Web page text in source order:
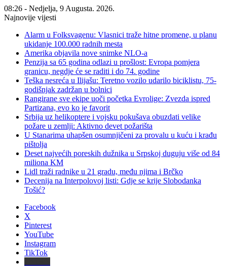
08:26 - Nedjelja, 9 Augusta. 2026.
Najnovije vijesti
Alarm u Folksvagenu: Vlasnici traže hitne promene, u planu
ukidanje 100.000 radnih mesta
Amerika objavila nove snimke NLO-a
Penzija sa 65 godina odlazi u prošlost: Evropa pomjera
granicu, negdje će se raditi i do 74. godine
Teška nesreća u Ilijašu: Teretno vozilo udarilo biciklistu, 75-
godišnjak zadržan u bolnici
Rangirane sve ekipe uoči početka Evrolige: Zvezda ispred
Partizana, evo ko je favorit
Srbija uz helikoptere i vojsku pokušava obuzdati velike
požare u zemlji: Aktivno devet požarišta
U Stanarima uhapšen osumnjičeni za provalu u kuću i krađu
pištolja
Deset najvećih poreskih dužnika u Srpskoj duguju više od 84
miliona KM
Lidl traži radnike u 21 gradu, među njima i Brčko
Decenija na Interpolovoj listi: Gdje se krije Slobodanka
Tošić?
Facebook
X
Pinterest
YouTube
Instagram
TikTok